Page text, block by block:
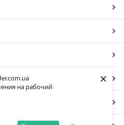
на рабочий
×